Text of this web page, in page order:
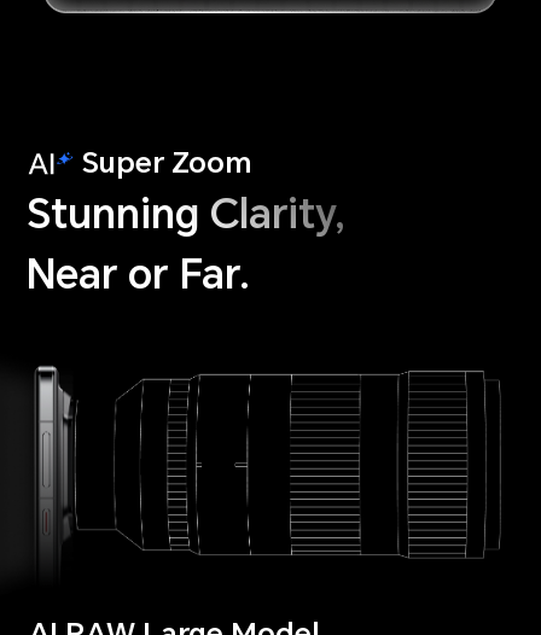
Super Zoom
Stunning Clarity,
Near or Far.